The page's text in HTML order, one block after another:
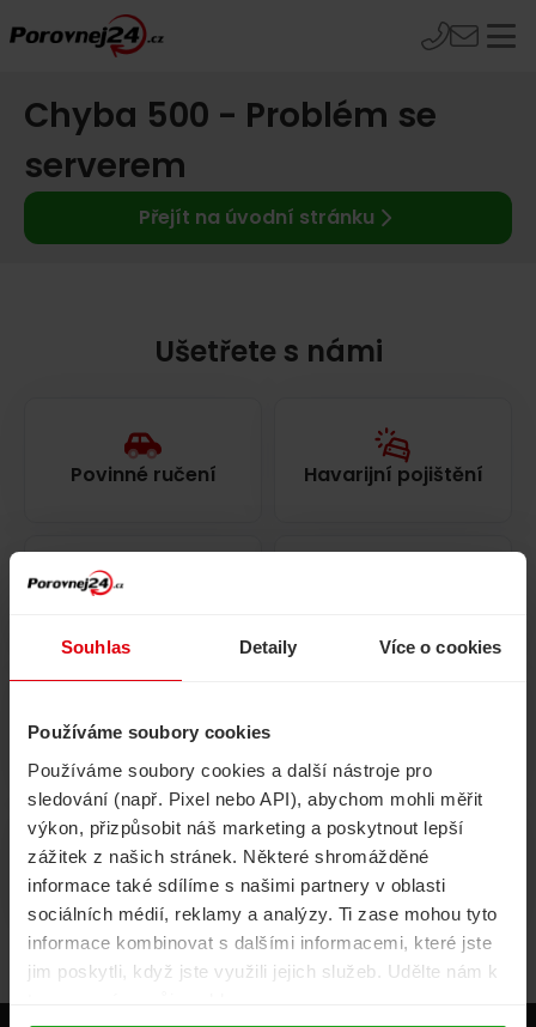
Souhlas Detaily Více o cookies
Používáme soubory cookies
Používáme soubory cookies a další nástroje pro
sledování (např. Pixel nebo API), abychom mohli měřit
výkon, přizpůsobit náš marketing a poskytnout lepší
zážitek z našich stránek. Některé shromážděné
informace také sdílíme s našimi partnery v oblasti
sociálních médií, reklamy a analýzy. Ti zase mohou tyto
informace kombinovat s dalšími informacemi, které jste
jim poskytli, když jste využili jejich služeb. Udělte nám k
Chyba 500 - Problém se
serverem
Přejít na úvodní stránku
Ušetřete s námi
Povinné ručení Havarijní pojištění
Volání, internet, TV
Životní pojištění Energie